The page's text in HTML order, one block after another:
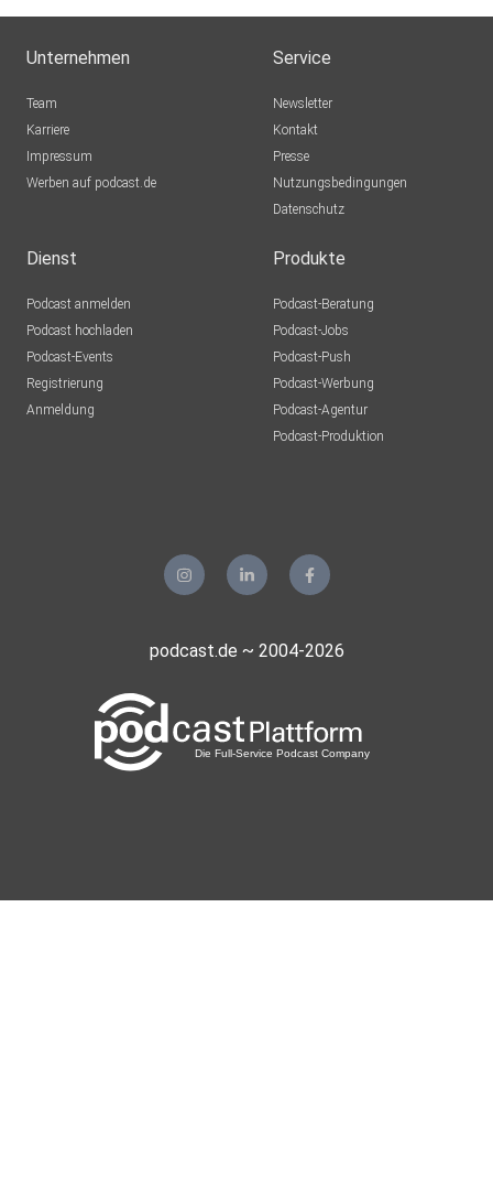
Unternehmen
Team
Karriere
Impressum
Werben auf podcast.de
Service
Newsletter
Kontakt
Presse
Nutzungsbedingungen
Datenschutz
Dienst
Podcast anmelden
Podcast hochladen
Podcast-Events
Registrierung
Anmeldung
Produkte
Podcast-Beratung
Podcast-Jobs
Podcast-Push
Podcast-Werbung
Podcast-Agentur
Podcast-Produktion
podcast.de ~ 2004-2026